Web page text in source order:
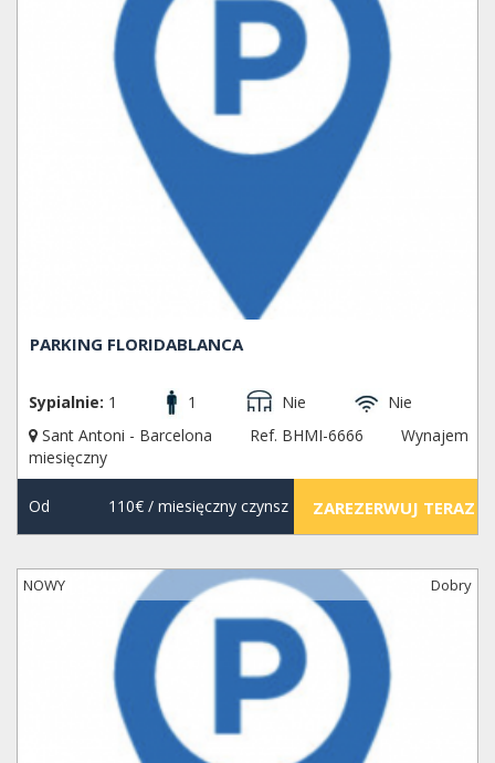
PARKING FLORIDABLANCA
Sypialnie: 1 1 Nie
Nie
Sant Antoni - Barcelona
Ref. BHMI-6666
Wynajem
miesięczny
Od 110€/ miesięczny czynsz ZAREZERWUJ TERAZ
NOWY Dobry